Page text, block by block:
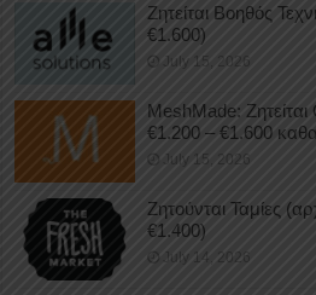
Ζητείται Βοηθός
€1.600)
July 15, 2026
MeshMade:
€1.200 – €1.600
July 15, 2026
Ζητούνται Ταμίες
€1.400)
July 14, 2026